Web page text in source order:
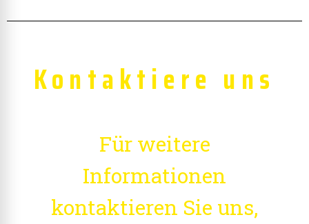
Kontaktiere uns
Für weitere
Informationen
kontaktieren Sie uns,